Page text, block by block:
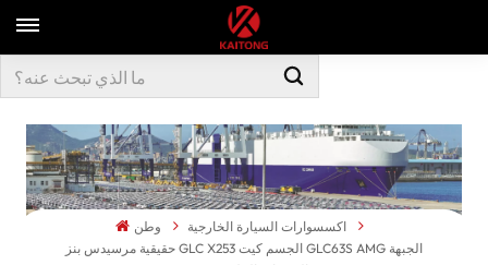
وطن
اكسسوارات السيارة الخارجية
حقيقية مرسيدس بنز GLC X253 الجسم كيت GLC63S AMG الجبهة